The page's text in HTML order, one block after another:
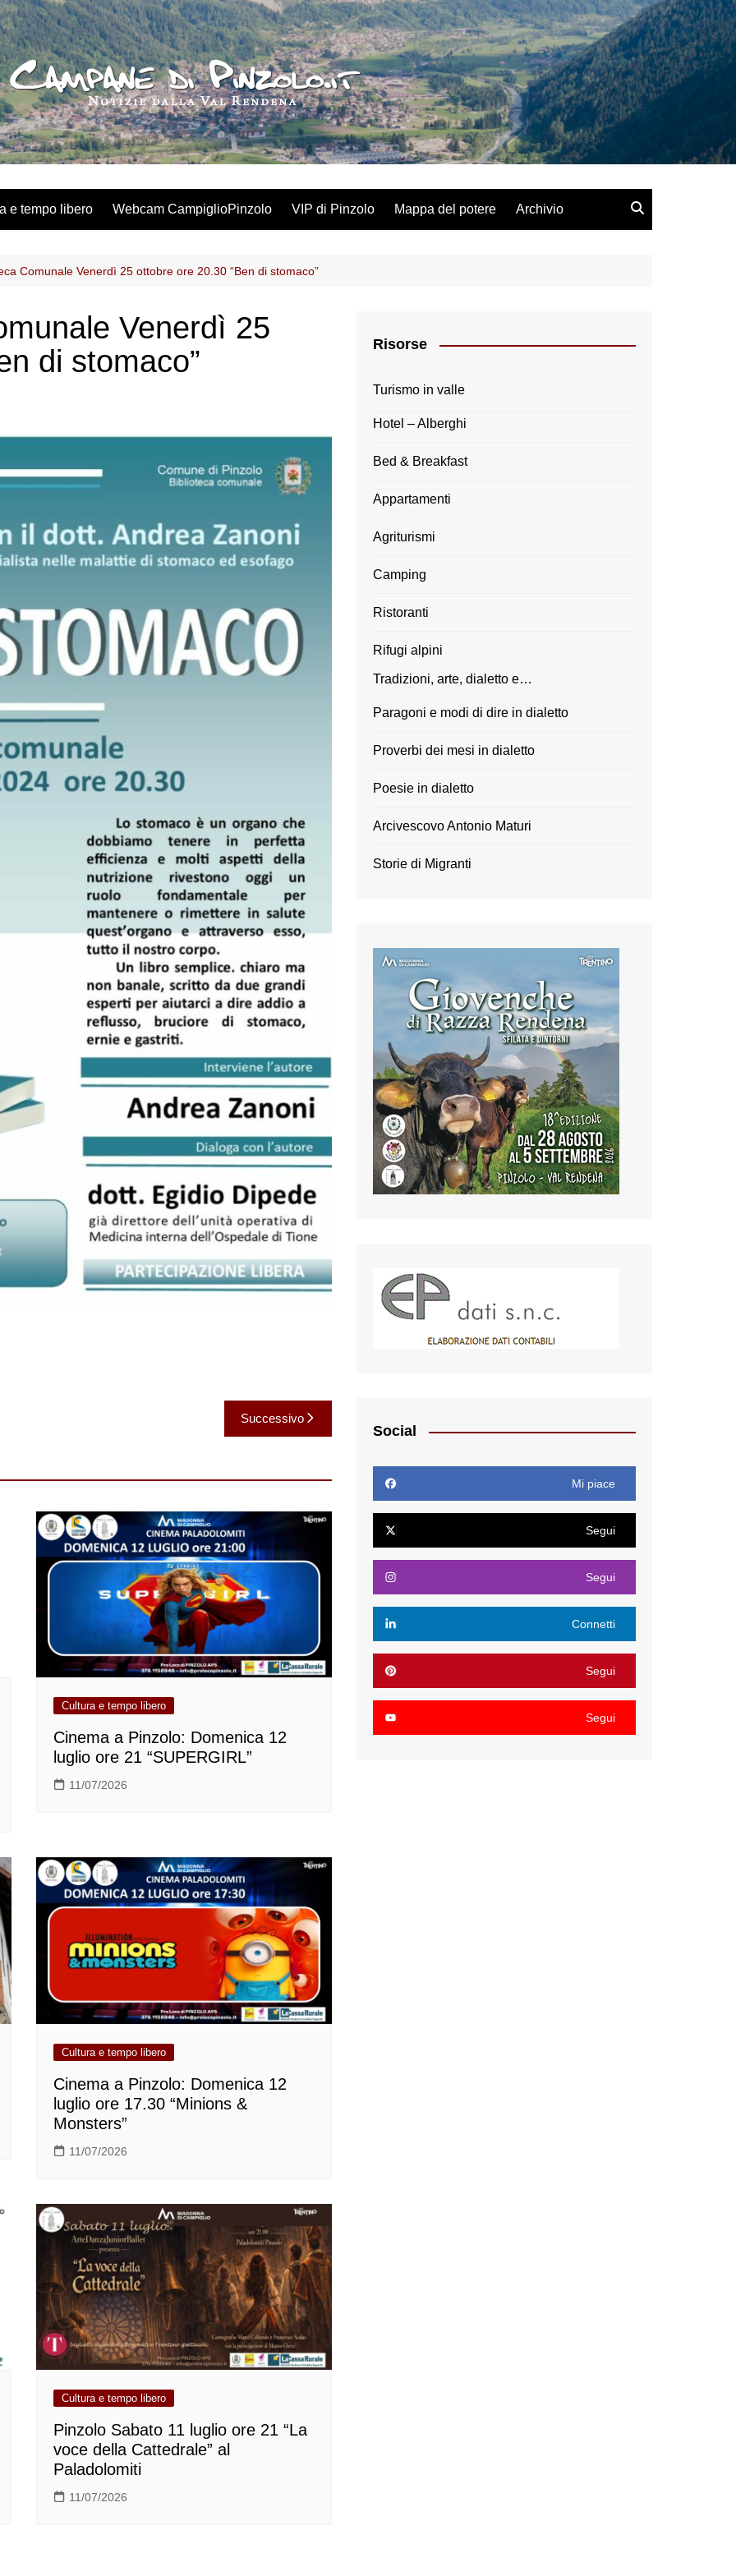
e tempo libero Webcam CampiglioPinzolo VIP di Pinzolo Mappa del potere Archivio
Comunale Venerdì 25 ottobre ore 20.30 “Ben di stomaco”
Venerdì 25
di stomaco”
Successivo
Cultura e tempo libero
Cinema a Pinzolo: Domenica 12
luglio ore 21 “SUPERGIRL”
11/07/2026
Cultura e tempo libero
Cinema a Pinzolo: Domenica 12
luglio ore 17.30 “Minions &
Monsters”
11/07/2026
Cultura e tempo libero
Pinzolo Sabato 11 luglio ore 21 “La
voce della Cattedrale” al
Paladolomiti
11/07/2026
Risorse
Turismo in valle
Hotel – Alberghi
Bed & Breakfast
Appartamenti
Agriturismi
Camping
Ristoranti
Rifugi alpini
Tradizioni, arte, dialetto e…
Paragoni e modi di dire in dialetto
Proverbi dei mesi in dialetto
Poesie in dialetto
Arcivescovo Antonio Maturi
Storie di Migranti
Social
Mi piace
Segui
Segui
Connetti
Segui
Segui